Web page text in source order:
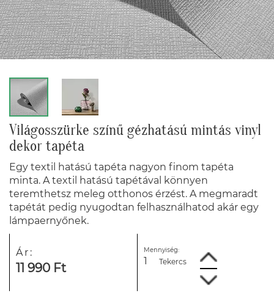
Világosszürke színű gézhatású mintás vinyl
dekor tapéta
Egy textil hatású tapéta nagyon finom tapéta
minta. A textil hatású tapétával könnyen
teremthetsz meleg otthonos érzést. A megmaradt
tapétát pedig nyugodtan felhasználhatod akár egy
lámpaernyőnek.
Ár:
11 990 Ft
Mennyiség:
Tekercs